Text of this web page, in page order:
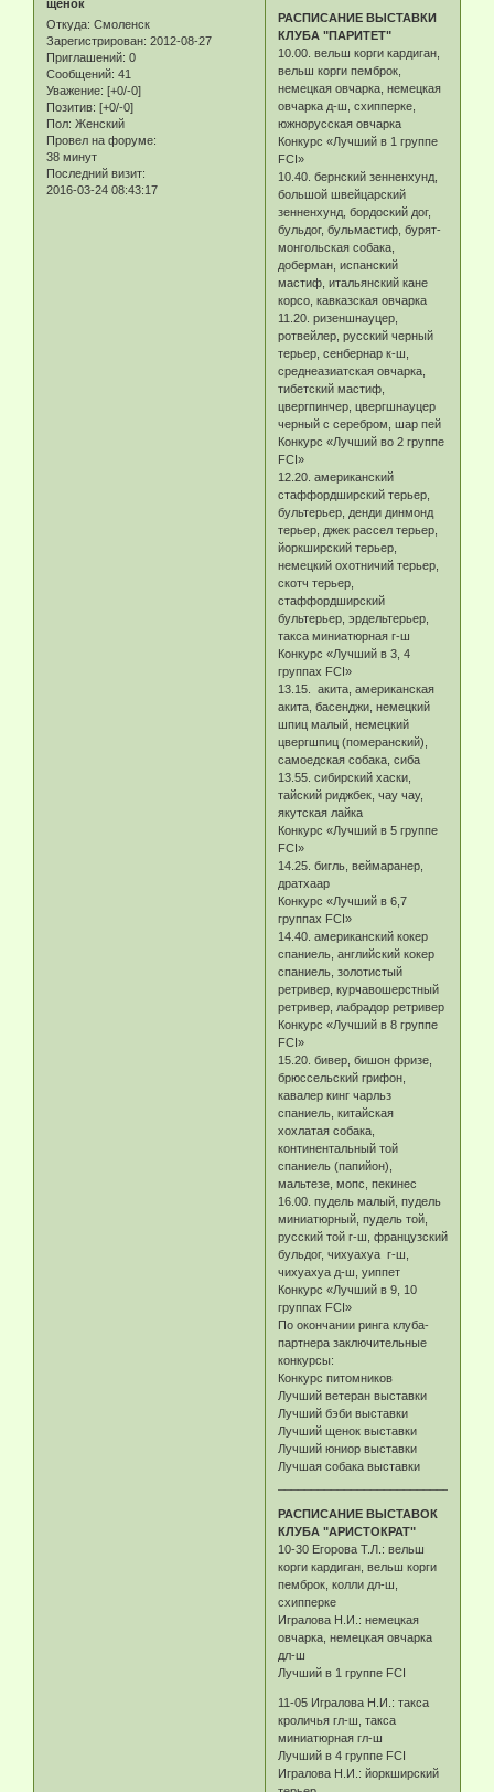
щенок
Откуда: Смоленск
Зарегистрирован: 2012-08-27
Приглашений: 0
Сообщений: 41
Уважение: [+0/-0]
Позитив: [+0/-0]
Пол: Женский
Провел на форуме:
38 минут
Последний визит:
2016-03-24 08:43:17
РАСПИСАНИЕ ВЫСТАВКИ
КЛУБА "ПАРИТЕТ"
10.00. вельш корги кардиган,
вельш корги пемброк,
немецкая овчарка, немецкая
овчарка д-ш, схипперке,
южнорусская овчарка
Конкурс «Лучший в 1 группе
FCI»
10.40. бернский зенненхунд,
большой швейцарский
зенненхунд, бордоский дог,
бульдог, бульмастиф, бурят-
монгольская собака,
доберман, испанский
мастиф, итальянский кане
корсо, кавказская овчарка
11.20. ризеншнауцер,
ротвейлер, русский черный
терьер, сенбернар к-ш,
среднеазиатская овчарка,
тибетский мастиф,
цвергпинчер, цвергшнауцер
черный с серебром, шар пей
Конкурс «Лучший во 2 группе
FCI»
12.20. американский
стаффордширский терьер,
бультерьер, денди динмонд
терьер, джек рассел терьер,
йоркширский терьер,
немецкий охотничий терьер,
скотч терьер,
стаффордширский
бультерьер, эрдельтерьер,
такса миниатюрная г-ш
Конкурс «Лучший в 3, 4
группах FCI»
13.15. акита, американская
акита, басенджи, немецкий
шпиц малый, немецкий
цвергшпиц (померанский),
самоедская собака, сиба
13.55. сибирский хаски,
тайский риджбек, чау чау,
якутская лайка
Конкурс «Лучший в 5 группе
FCI»
14.25. бигль, веймаранер,
дратхаар
Конкурс «Лучший в 6,7
группах FCI»
14.40. американский кокер
спаниель, английский кокер
спаниель, золотистый
ретривер, курчавошерстный
ретривер, лабрадор ретривер
Конкурс «Лучший в 8 группе
FCI»
15.20. бивер, бишон фризе,
брюссельский грифон,
кавалер кинг чарльз
спаниель, китайская
хохлатая собака,
континентальный той
спаниель (папийон),
мальтезе, мопс, пекинес
16.00. пудель малый, пудель
миниатюрный, пудель той,
русский той г-ш, французский
бульдог, чихуахуа г-ш,
чихуахуа д-ш, уиппет
Конкурс «Лучший в 9, 10
группах FCI»
По окончании ринга клуба-
партнера заключительные
конкурсы:
Конкурс питомников
Лучший ветеран выставки
Лучший бэби выставки
Лучший щенок выставки
Лучший юниор выставки
Лучшая собака выставки
РАСПИСАНИЕ ВЫСТАВОК
КЛУБА "АРИСТОКРАТ"
10-30 Егорова Т.Л.: вельш
корги кардиган, вельш корги
пемброк, колли дл-ш,
схипперке
Игралова Н.И.: немецкая
овчарка, немецкая овчарка
дл-ш
Лучший в 1 группе FCI
11-05 Игралова Н.И.: такса
кроличья гл-ш, такса
миниатюрная гл-ш
Лучший в 4 группе FCI
Игралова Н.И.: йоркширский